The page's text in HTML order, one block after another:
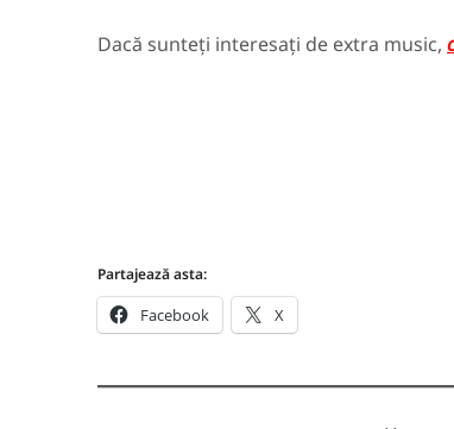
Dacă sunteți interesați de extra music,
Partajează asta:
Facebook X